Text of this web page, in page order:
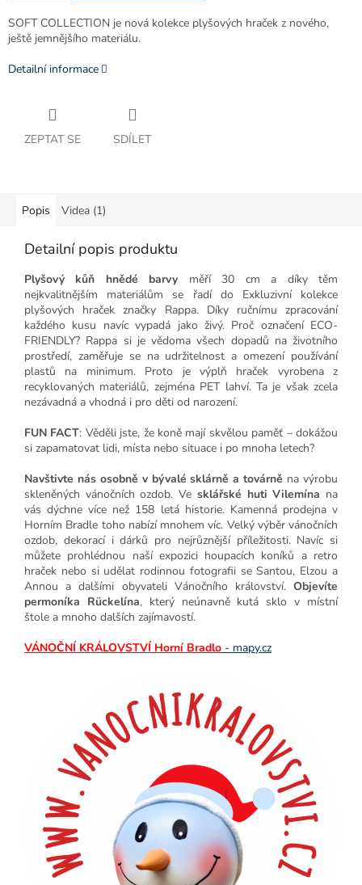
SOFT COLLECTION je nová kolekce plyšových hraček z nového,
ještě jemnějšího materiálu.
Detailní informace
ZEPTAT SE SDÍLET
Popis Videa (1)
Detailní popis produktu
Plyšový kůň hnědé barvy měří 30 cm a díky těm
nejkvalitnějším materiálům se řadí do Exkluzivní kolekce
plyšových hraček značky Rappa. Díky ručnímu zpracování
každého kusu navíc vypadá jako živý. Proč označení ECO-
FRIENDLY? Rappa si je vědoma všech dopadů na životního
prostředí, zaměřuje se na udržitelnost a omezení používání
plastů na minimum. Proto je výplň hraček vyrobena z
recyklovaných materiálů, zejména PET lahví. Ta je však zcela
nezávadná a vhodná i pro děti od narození.
FUN FACT: Věděli jste, že koně mají skvělou paměť – dokážou
si zapamatovat lidi, místa nebo situace i po mnoha letech?
Navštivte nás osobně v bývalé sklárně a továrně na výrobu
skleněných vánočních ozdob. Ve sklářské huti Vilemína na
vás dýchne více než 158 letá historie. Kamenná prodejna v
Horním Bradle toho nabízí mnohem víc. Velký výběr vánočních
ozdob, dekorací i dárků pro nejrůznější příležitosti. Navíc si
můžete prohlédnou naší expozici houpacích koníků a retro
hraček nebo si udělat rodinnou fotografii se Santou, Elzou a
Annou a dalšími obyvateli Vánočního království. Objevíte
permoníka Rückelína, který neúnavně kutá sklo v místní
štole a mnoho dalších zajímavostí.
VÁNOČNÍ KRÁLOVSTVÍ Horní Bradlo - mapy.cz